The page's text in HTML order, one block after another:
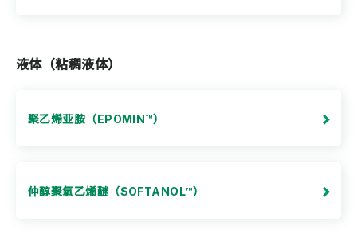
液体（粘稠液体）
聚乙烯亚胺（EPOMIN™）
仲醇聚氧乙烯醚（SOFTANOL™）